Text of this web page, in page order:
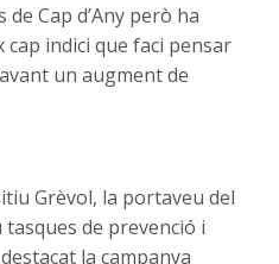
Cap d’Any però ha
indici que faci pensar
un augment de
Grèvol, la portaveu del
de prevenció i
la campanya